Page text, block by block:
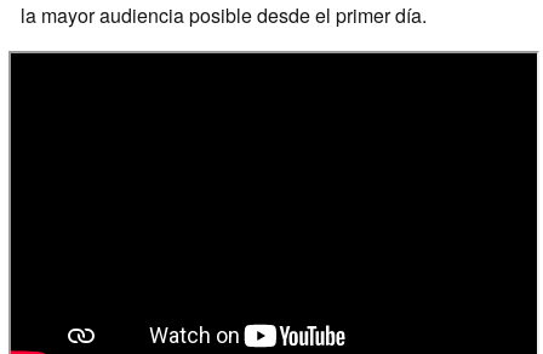
la mayor audiencia posible desde el primer día.